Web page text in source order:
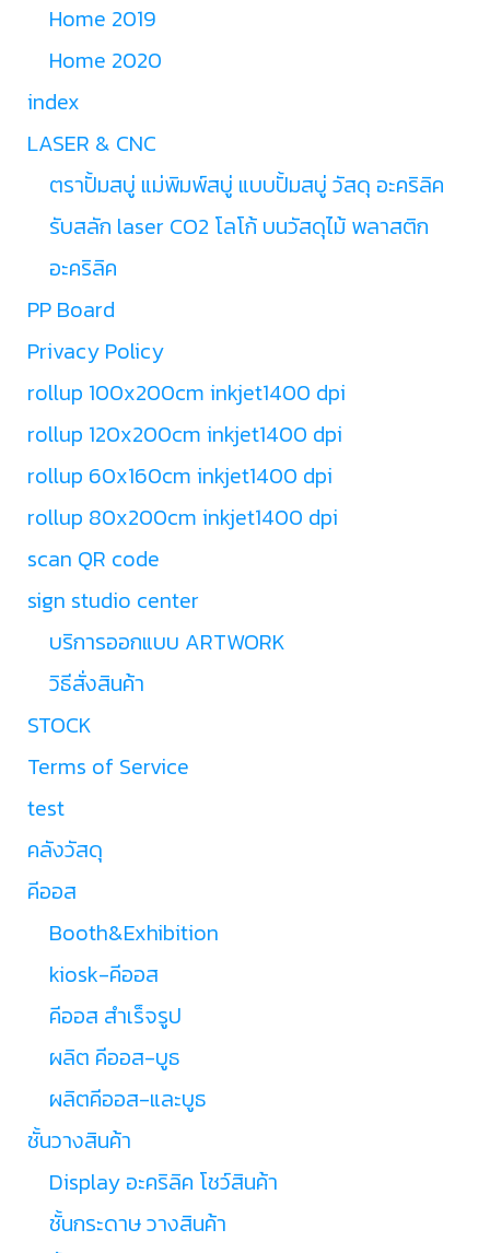
Home 2019
Home 2020
index
LASER & CNC
ตราปั้มสบู่ แม่พิมพ์สบู่ แบบปั้มสบู่ วัสดุ อะคริลิค
รับสลัก laser CO2 โลโก้ บนวัสดุไม้ พลาสติก
อะคริลิค
PP Board
Privacy Policy
rollup 100x200cm inkjet1400 dpi
rollup 120x200cm inkjet1400 dpi
rollup 60x160cm inkjet1400 dpi
rollup 80x200cm inkjet1400 dpi
scan QR code
sign studio center
บริการออกแบบ ARTWORK
วิธีสั่งสินค้า
STOCK
Terms of Service
test
คลังวัสดุ
คีออส
Booth&Exhibition
kiosk-คีออส
คีออส สำเร็จรูป
ผลิต คีออส-บูธ
ผลิตคีออส-และบูธ
ชั้นวางสินค้า
Display อะคริลิค โชว์สินค้า
ชั้นกระดาษ วางสินค้า